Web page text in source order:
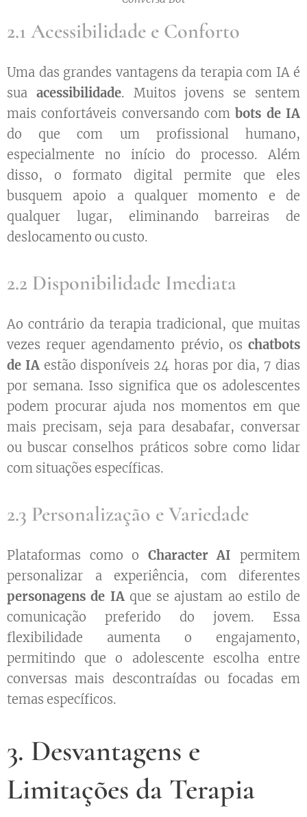
2.1 Acessibilidade e Conforto
Uma das grandes vantagens da terapia com IA é
sua acessibilidade. Muitos jovens se sentem
mais confortáveis conversando combots de IA
do que com um profissional humano,
especialmente no início do processo. Além
disso, o formato digital permite que eles
busquem apoio a qualquer momento e de
qualquer lugar, eliminando barreiras de
deslocamento ou custo.
2.2 Disponibilidade Imediata
Ao contrário da terapia tradicional, que muitas
vezes requer agendamento prévio, os chatbots
de IA estão disponíveis 24 horas por dia, 7 dias
por semana. Isso significa que os adolescentes
podem procurar ajuda nos momentos em que
mais precisam, seja para desabafar, conversar
ou buscar conselhos práticos sobre como lidar
com situações específicas.
2.3 Personalização e Variedade
Plataformas como o Character AI permitem
personalizar a experiência, com diferentes
personagens de IAque se ajustam ao estilo de
comunicação preferido do jovem. Essa
flexibilidade aumenta o engajamento,
permitindo que o adolescente escolha entre
conversas mais descontraídas ou focadas em
temas específicos.
3. Desvantagens e
Limitações da Terapia